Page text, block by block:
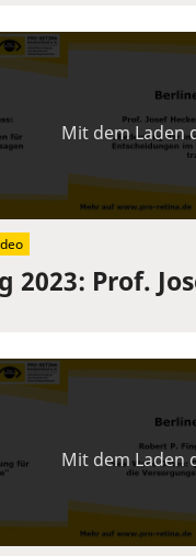
2023: Prof.
Mit dem Laden
Mit dem Laden